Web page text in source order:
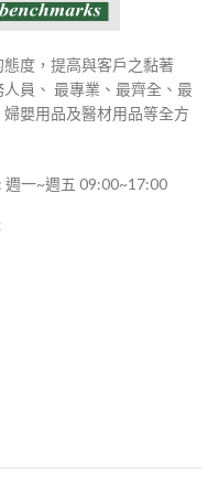
度，提高與客戶之黏著
員、 最專業、最齊全、最
嬰用品及醫材用品等全方
一~週五 09:00~17:00